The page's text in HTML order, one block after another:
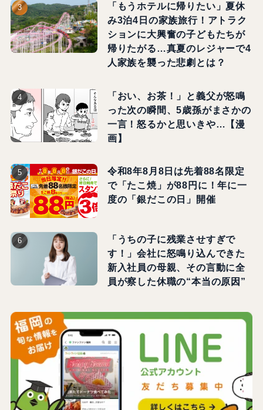
「もうホテルに帰りたい」夏休
み3泊4日の家族旅行！アトラク
ションに大興奮の子どもたちが
帰りたがる…真夏のレジャーで4
人家族を襲った悲劇とは？
「おい、お茶！」と義父が怒鳴
った次の瞬間、5歳孫がまさかの
一言！怒るかと思いきや…【漫
画】
令和8年8月8日は先着88名限定
で「たこ焼」が88円に！年に一
度の「銀だこの日」開催
「うちの子に残業させすぎで
す！」会社に怒鳴り込んできた
新入社員の母親、その言動に全
員が察した休職の“本当の原因”